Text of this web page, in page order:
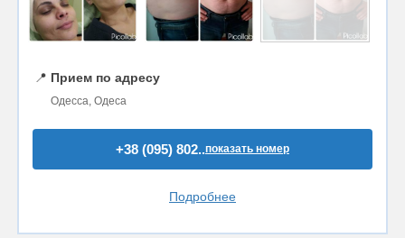
📍 Прием по адресу
Одесса, Одеса
+38 (095) 802..показать номер
Подробнее